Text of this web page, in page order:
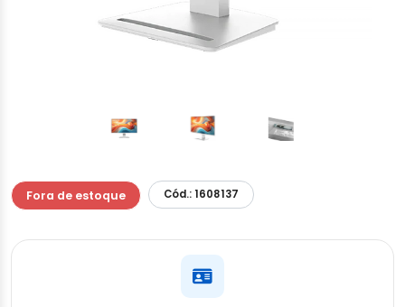
Fora de estoque Cód.: 1608137